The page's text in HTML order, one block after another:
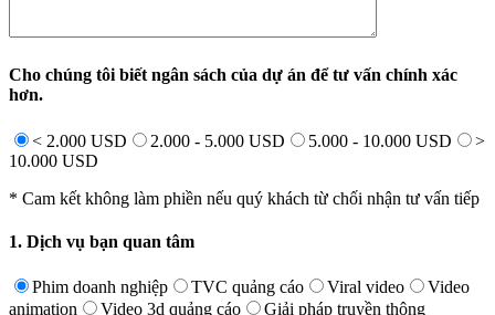
Cho chúng tôi biết ngân sách của dự án để tư vấn chính xác
hơn.
< 2.000 USD 2.000 - 5.000 USD 5.000 - 10.000 USD
>
10.000 USD
* Cam kết không làm phiền nếu quý khách từ chối nhận tư vấn tiếp
1. Dịch vụ bạn quan tâm
Phim doanh nghiệp TVC quảng cáo Viral video
Video
animation
Video 3d quảng cáo Giải pháp truyền thông